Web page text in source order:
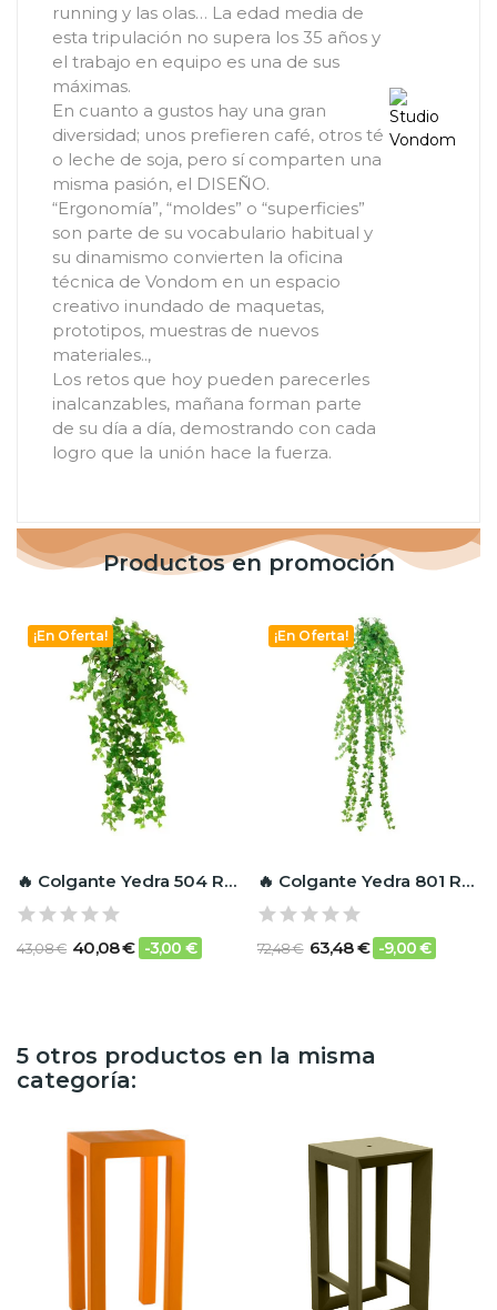
running y las olas… La edad media de
esta tripulación no supera los 35 años y
el trabajo en equipo es una de sus
máximas.
En cuanto a gustos hay una gran
diversidad; unos prefieren café, otros té
o leche de soja, pero sí comparten una
misma pasión, el DISEÑO.
“Ergonomía”, “moldes” o “superficies”
son parte de su vocabulario habitual y
su dinamismo convierten la oficina
técnica de Vondom en un espacio
creativo inundado de maquetas,
prototipos, muestras de nuevos
materiales..,
Los retos que hoy pueden parecerles
inalcanzables, mañana forman parte
de su día a día, demostrando con cada
logro que la unión hace la fuerza.
Productos en promoción
¡En Oferta!
🔥 Colgante Yedra 504 RF Ignífugo
43,08 € 40,08 € -3,00 €
¡En Oferta!
🔥 Colgante Yedra 801 RF Ignífugo
72,48 € 63,48 € -9,00 €
5 otros productos en la misma
categoría: